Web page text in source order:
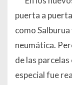
puerta a
como
neumática.
de las
especial fue